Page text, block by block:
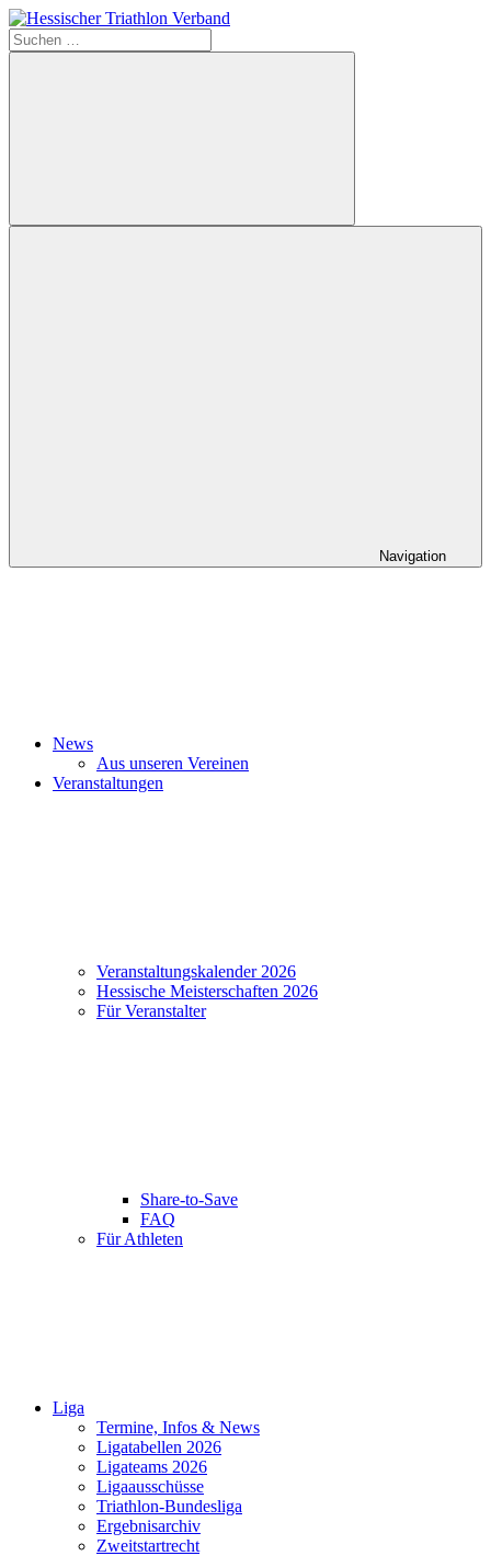
Zum
Inhalt
springen
Hessischer
Suchen
nach:
Suchen
Navigation
News
Aus unseren Vereinen
Veranstaltungen
Veranstaltungskalender 2026
Hessische Meisterschaften 2026
Für Veranstalter
Share-to-Save
FAQ
Für Athleten
Liga
Termine, Infos & News
Ligatabellen 2026
Ligateams 2026
Ligaausschüsse
Triathlon-Bundesliga
Ergebnisarchiv
Zweitstartrecht